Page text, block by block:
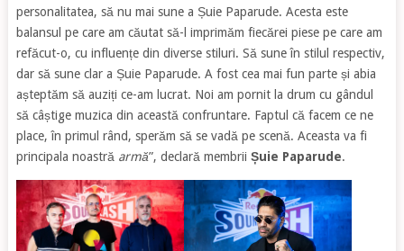
personalitatea, să nu mai sune a Șuie Paparude. Acesta este
balansul pe care am căutat să-l imprimăm fiecărei piese pe care am
refăcut-o, cu influențe din diverse stiluri. Să sune în stilul respectiv,
dar să sune clar a Șuie Paparude. A fost cea mai fun parte și abia
așteptăm să auziți ce-am lucrat. Noi am pornit la drum cu gândul
să câștige muzica din această confruntare. Faptul că facem ce ne
place, în primul rând, sperăm să se vadă pe scenă. Aceasta va fi
principala noastră armă”, declară membrii Șuie Paparude.